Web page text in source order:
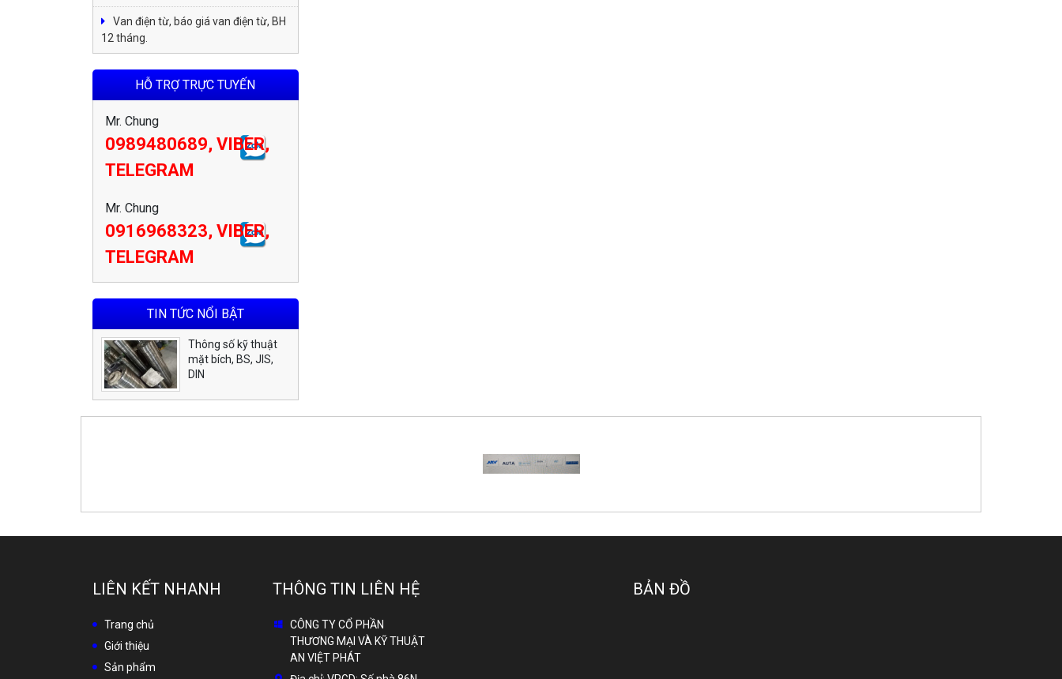
Van điện từ, báo giá van điện từ, BH
12 tháng.
HỖ TRỢ TRỰC TUYẾN
Mr. Chung
0989480689, VIBER,
TELEGRAM
Mr. Chung
0916968323, VIBER,
TELEGRAM
TIN TỨC NỔI BẬT
Thông số kỹ thuật
mặt bích, BS, JIS,
DIN
LIÊN KẾT NHANH
Trang chủ
Giới thiệu
Sản phẩm
THÔNG TIN LIÊN HỆ
CÔNG TY CỔ PHẦN
THƯƠNG MẠI VÀ KỸ THUẬT
AN VIỆT PHÁT
BẢN ĐỒ